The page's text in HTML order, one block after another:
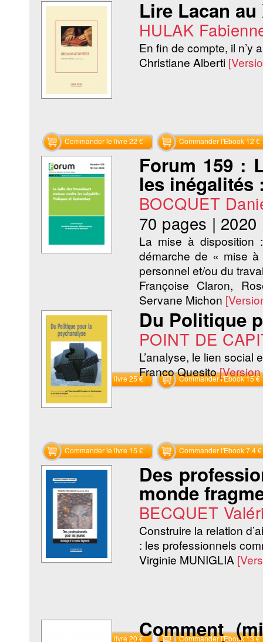
Lire Lacan
HULAK
En fin de compte, il n’y
Christiane Alberti
Commander le livre 22 € Commander l'Ebook 12 €
Forum 159 :
les inégalités
BOCQUET
70 pages | 2020
La mise à disposition
démarche de « mise
personnel et/ou du
Françoise Claron,
Servane Michon
Commander le livre 25 € Commander l'Ebook 15 €
Du Politique
POINT DE
L’analyse, le lien social
Franco Quesito
Commander le livre 15 € Commander l'Ebook 7.4 €
Des
monde
BECQUET
Construire la relation
: les professionnels
Virginie MUNIGLIA
Commander le livre 20 € Commander l'Ebook 13 €
Comment